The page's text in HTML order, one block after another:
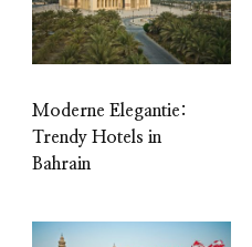
Moderne Elegantie:
Trendy Hotels in
Bahrain